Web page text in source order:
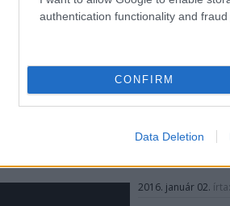
authentication functionality and
CONFIRM
Data Deletion
Van egy 8
tagok
havonta egy
kihalásos
2016. január 02. írta: